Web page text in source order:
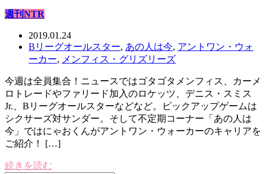
週刊NTR
2019.01.24
Bリーグオールスター, あの人は今, アントワン・ウォ
ーカー, メンフィス・グリズリーズ
今週は全員集合！ニュースではゴタゴタメンフィス、カーメ
ロトレードやファリード加入のロケッツ、デニス・スミス
Jr.、Bリーグオールスターなどなど。ピックアップゲームは
シクサーズ対サンダー。そして不定期コーナー「あの人は
今」ではにゃおくんがアントワン・ウォーカーのキャリアを
ご紹介！ […]
続きを読む